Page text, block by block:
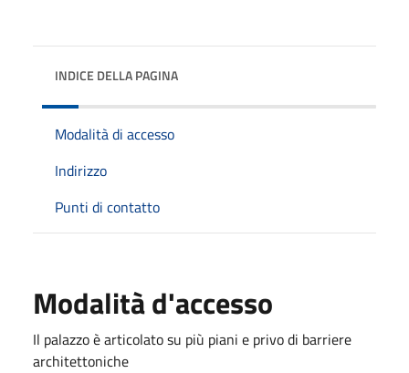
INDICE DELLA PAGINA
Modalità di accesso
Indirizzo
Punti di contatto
Modalità d'accesso
Il palazzo è articolato su più piani e privo di barriere
architettoniche